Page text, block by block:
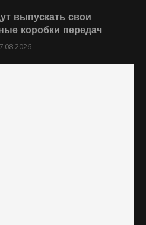
выпускать свои
коробки передач